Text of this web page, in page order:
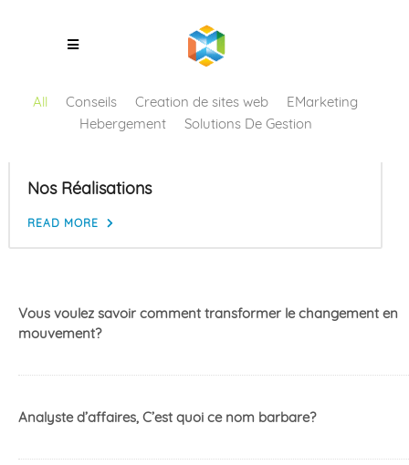
All Conseils Creation de sites web
EMarketing
Hebergement
Solutions De Gestion
Nos Réalisations
READ MORE
Vous voulez savoir comment transformer le changement en
mouvement?
Analyste d’affaires, C’est quoi ce nom barbare?